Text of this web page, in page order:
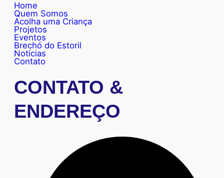
Home
Quem Somos
Acolha uma Criança
Projetos
Eventos
Brechó do Estoril
Notícias
Contato
CONTATO &
ENDEREÇO